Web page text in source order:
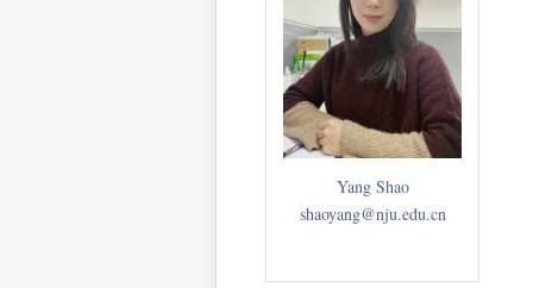
Yang Shao
shaoyang@nju.edu.cn